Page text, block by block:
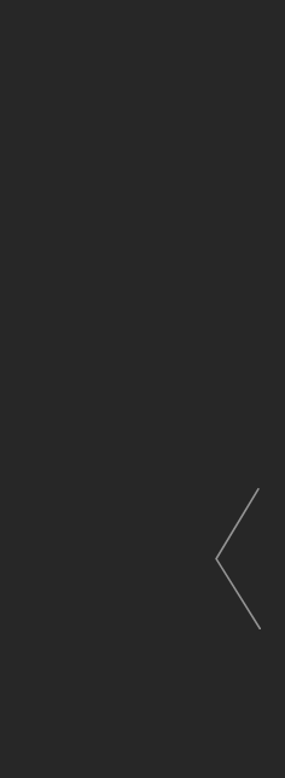
Inauguración de la sede
del Centro Tecnológico